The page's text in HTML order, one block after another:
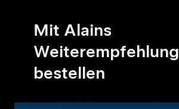
Mit Alains
Weiterempfehlung
bestellen